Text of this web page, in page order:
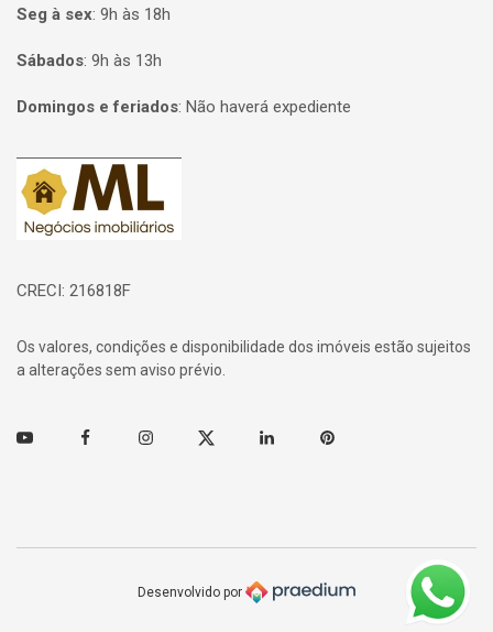
Seg à sex: 9h às 18h
Sábados: 9h às 13h
Domingos e feriados: Não haverá expediente
Página inicial
CRECI: 216818F
Os valores, condições e disponibilidade dos imóveis estão sujeitos
a alterações sem aviso prévio.
Youtube FacebookInstagramTwitter Linkedin Pinterest
Desenvolvido por